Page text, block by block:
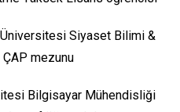
Siyaset Bilimi &
mezunu
Bilgisayar Mühendisliği